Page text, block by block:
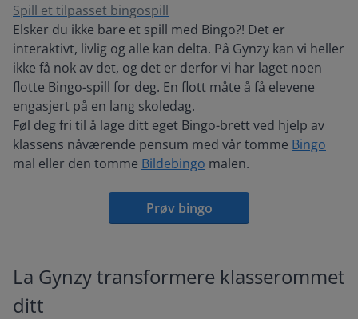
Spill et tilpasset bingospill
Elsker du ikke bare et spill med Bingo?! Det er
interaktivt, livlig og alle kan delta. På Gynzy kan vi heller
ikke få nok av det, og det er derfor vi har laget noen
flotte Bingo-spill for deg. En flott måte å få elevene
engasjert på en lang skoledag.
Føl deg fri til å lage ditt eget Bingo-brett ved hjelp av
klassens nåværende pensum med vår tomme Bingo
mal eller den tomme Bildebingo malen.
Prøv bingo
La Gynzy transformere klasserommet
ditt